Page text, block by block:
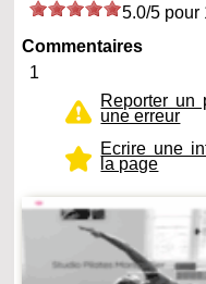
5.0/5 pour
Commentaires
1
Reporter un
une erreur
Ecrire une
la page